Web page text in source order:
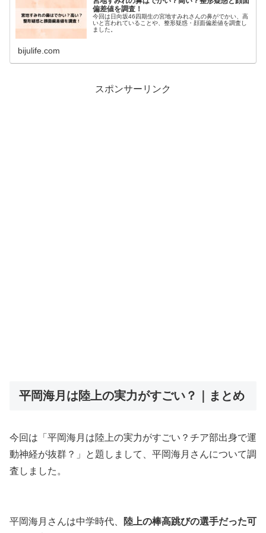
偏差値を調査！
今回は日向坂46四期生の宮地すみれさんの鼻がでかい、高
いと言われていることや、整形疑惑・顔面偏差値を調査し
ました。
bijulife.com
スポンサーリンク
平岡海月は陸上の実力がすごい？｜まとめ
今回は「平岡海月は陸上の実力がすごい？チア部出身で運
動神経が抜群？」と題しまして、平岡海月さんについて調
査しました。
平岡海月さんは中学時代、 陸上の棒高跳びの選手だった可